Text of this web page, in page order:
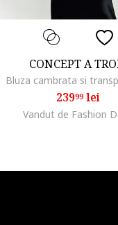
CONCEPT A
23999lei
Vandut de Fashion